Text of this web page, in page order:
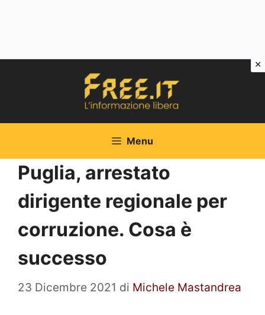
Menu
Puglia, arrestato
dirigente regionale per
corruzione. Cosa è
successo
23 Dicembre 2021 di Michele Mastandrea